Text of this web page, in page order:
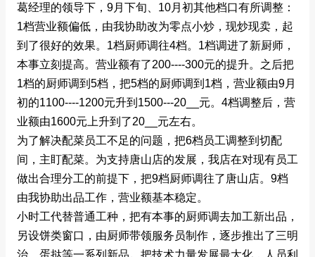
葛经理的领导下，9月下旬、10月初其他档口有所调整：
1档营业额偏低，由我协助改为零点小炒，现炒现卖，起
到了很好的效果。1档厨师调往4档。1档调进了新厨师，
本事立刻提高。营业额有了200----300元的提升。之后把
1档的厨师调到5档，把5档的厨师调到1档，营业额由9月
初的1100----1200元升到1500---20__元。4档调整后，营
业额由1600元上升到了20__元左右。
为了解决配菜员工不足的问题，把6档员工调整到切配
间，主盯配菜。为支持唐山店的发展，我店在对现有员工
做出合理分工的前提下，把9档厨师调往了唐山店。9档
由我协助出品工作，营业额基本稳定。
小时工代替普通工种，把有本事的厨师调去加工新出品，
另设饼类窗口，由厨师带领服务员制作，逐步推出了三明
治、蛋挞等一系列新品。把技术力量发展最大化，人员利